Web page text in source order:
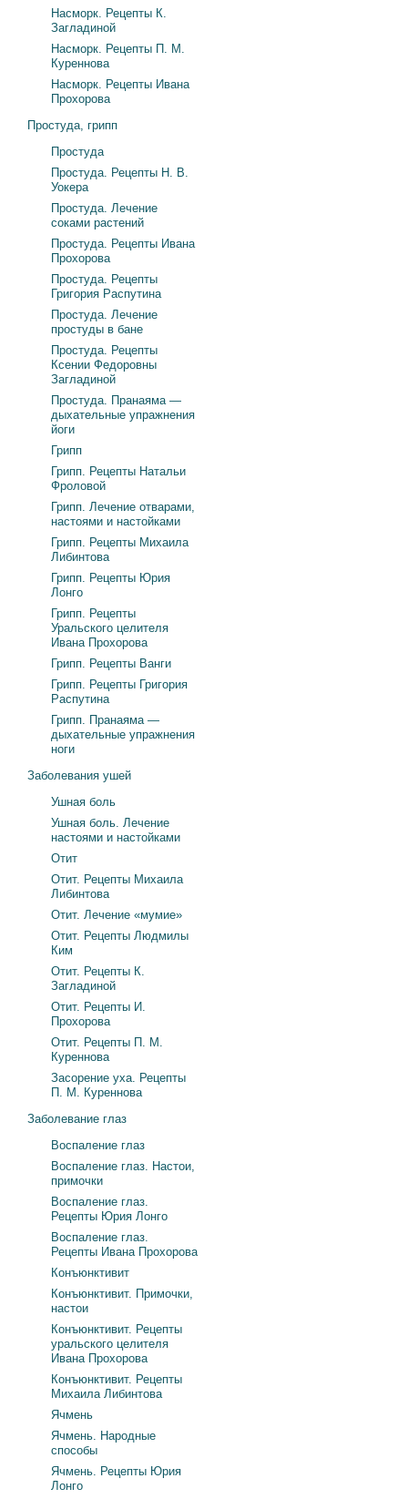
Насморк. Рецепты К.
Загладиной
Насморк. Рецепты П. М.
Куреннова
Насморк. Рецепты Ивана
Прохорова
Простуда, грипп
Простуда
Простуда. Рецепты Н. В.
Уокера
Простуда. Лечение
соками растений
Простуда. Рецепты Ивана
Прохорова
Простуда. Рецепты
Григория Распутина
Простуда. Лечение
простуды в бане
Простуда. Рецепты
Ксении Федоровны
Загладиной
Простуда. Пранаяма —
дыхательные упражнения
йоги
Грипп
Грипп. Рецепты Натальи
Фроловой
Грипп. Лечение отварами,
настоями и настойками
Грипп. Рецепты Михаила
Либинтова
Грипп. Рецепты Юрия
Лонго
Грипп. Рецепты
Уральского целителя
Ивана Прохорова
Грипп. Рецепты Ванги
Грипп. Рецепты Григория
Распутина
Грипп. Пранаяма —
дыхательные упражнения
ноги
Заболевания ушей
Ушная боль
Ушная боль. Лечение
настоями и настойками
Отит
Отит. Рецепты Михаила
Либинтова
Отит. Лечение «мумие»
Отит. Рецепты Людмилы
Ким
Отит. Рецепты К.
Загладиной
Отит. Рецепты И.
Прохорова
Отит. Рецепты П. М.
Куреннова
Засорение уха. Рецепты
П. М. Куреннова
Заболевание глаз
Воспаление глаз
Воспаление глаз. Настои,
примочки
Воспаление глаз.
Рецепты Юрия Лонго
Воспаление глаз.
Рецепты Ивана Прохорова
Конъюнктивит
Конъюнктивит. Примочки,
настои
Конъюнктивит. Рецепты
уральского целителя
Ивана Прохорова
Конъюнктивит. Рецепты
Михаила Либинтова
Ячмень
Ячмень. Народные
способы
Ячмень. Рецепты Юрия
Лонго